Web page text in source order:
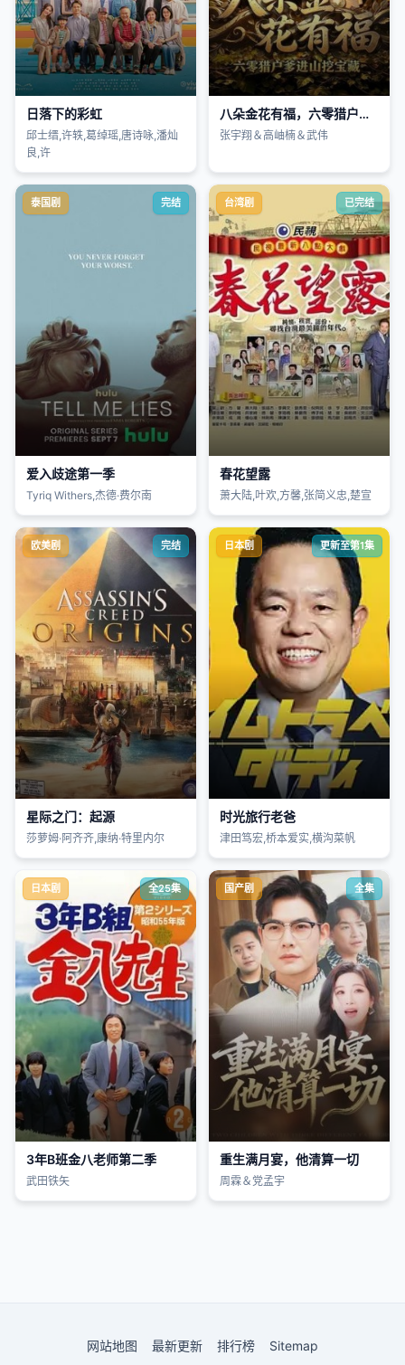
日落下的彩虹
邱士缙,许轶,葛绰瑶,唐诗咏,潘灿
良,许
八朵金花有福，六零猎户爹进山挖宝藏
张宇翔＆高岫楠＆武伟
泰国剧 完结
爱入歧途第一季
Tyriq Withers,杰德·费尔南
台湾剧 已完结
春花望露
萧大陆,叶欢,方馨,张简义忠,楚宣
欧美剧 完结
星际之门：起源
莎萝姆·阿齐齐,康纳·特里内尔
日本剧 更新至第1集
时光旅行老爸
津田笃宏,桥本爱实,横沟菜帆
日本剧 全25集
3年B班金八老师第二季
武田铁矢
国产剧 全集
重生满月宴，他清算一切
周霖＆党孟宇
网站地图 最新更新 排行榜 Sitemap